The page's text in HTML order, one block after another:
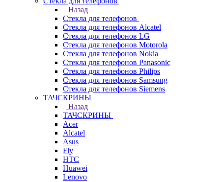
Назад
Стекла для телефонов
Стекла для телефонов Alcatel
Стекла для телефонов LG
Стекла для телефонов Motorola
Стекла для телефонов Nokia
Стекла для телефонов Panasonic
Стекла для телефонов Philips
Стекла для телефонов Samsung
Стекла для телефонов Siemens
ТАЧСКРИНЫ
Назад
ТАЧСКРИНЫ
Acer
Alcatel
Asus
Fly
HTC
Huawei
Lenovo